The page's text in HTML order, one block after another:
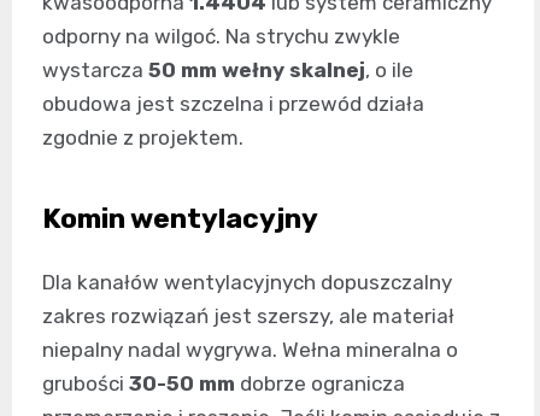
odporny na wilgoć. Na strychu zwykle
wystarcza 50 mm wełny skalnej, o ile
obudowa jest szczelna i przewód działa
zgodnie z projektem.
Komin wentylacyjny
Dla kanałów wentylacyjnych dopuszczalny
zakres rozwiązań jest szerszy, ale materiał
niepalny nadal wygrywa. Wełna mineralna o
grubości 30-50 mm dobrze ogranicza